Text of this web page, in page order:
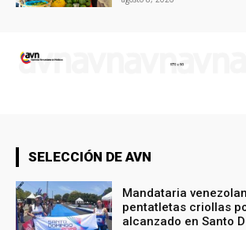
SELECCIÓN DE AVN
Mandataria
pentatletas criollas
alcanzado en Santo